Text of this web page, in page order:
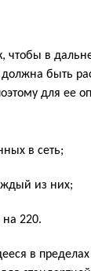
чтобы в
быть
для ее
в сеть;
из них;
220.
в